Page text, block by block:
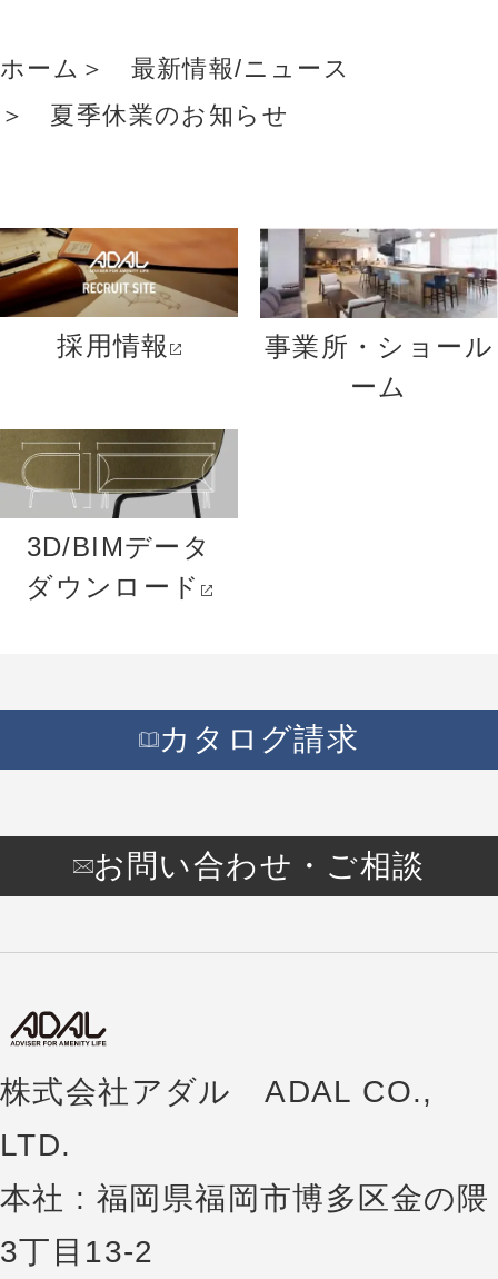
ホーム
最新情報/ニュース
夏季休業のお知らせ
採用情報
事業所・ショール
ーム
3D/BIMデータ
ダウンロード
カタログ請求
お問い合わせ・ご相談
株式会社アダル ADAL CO.,
LTD.
本社 : 福岡県福岡市博多区金の隈
3丁目13-2